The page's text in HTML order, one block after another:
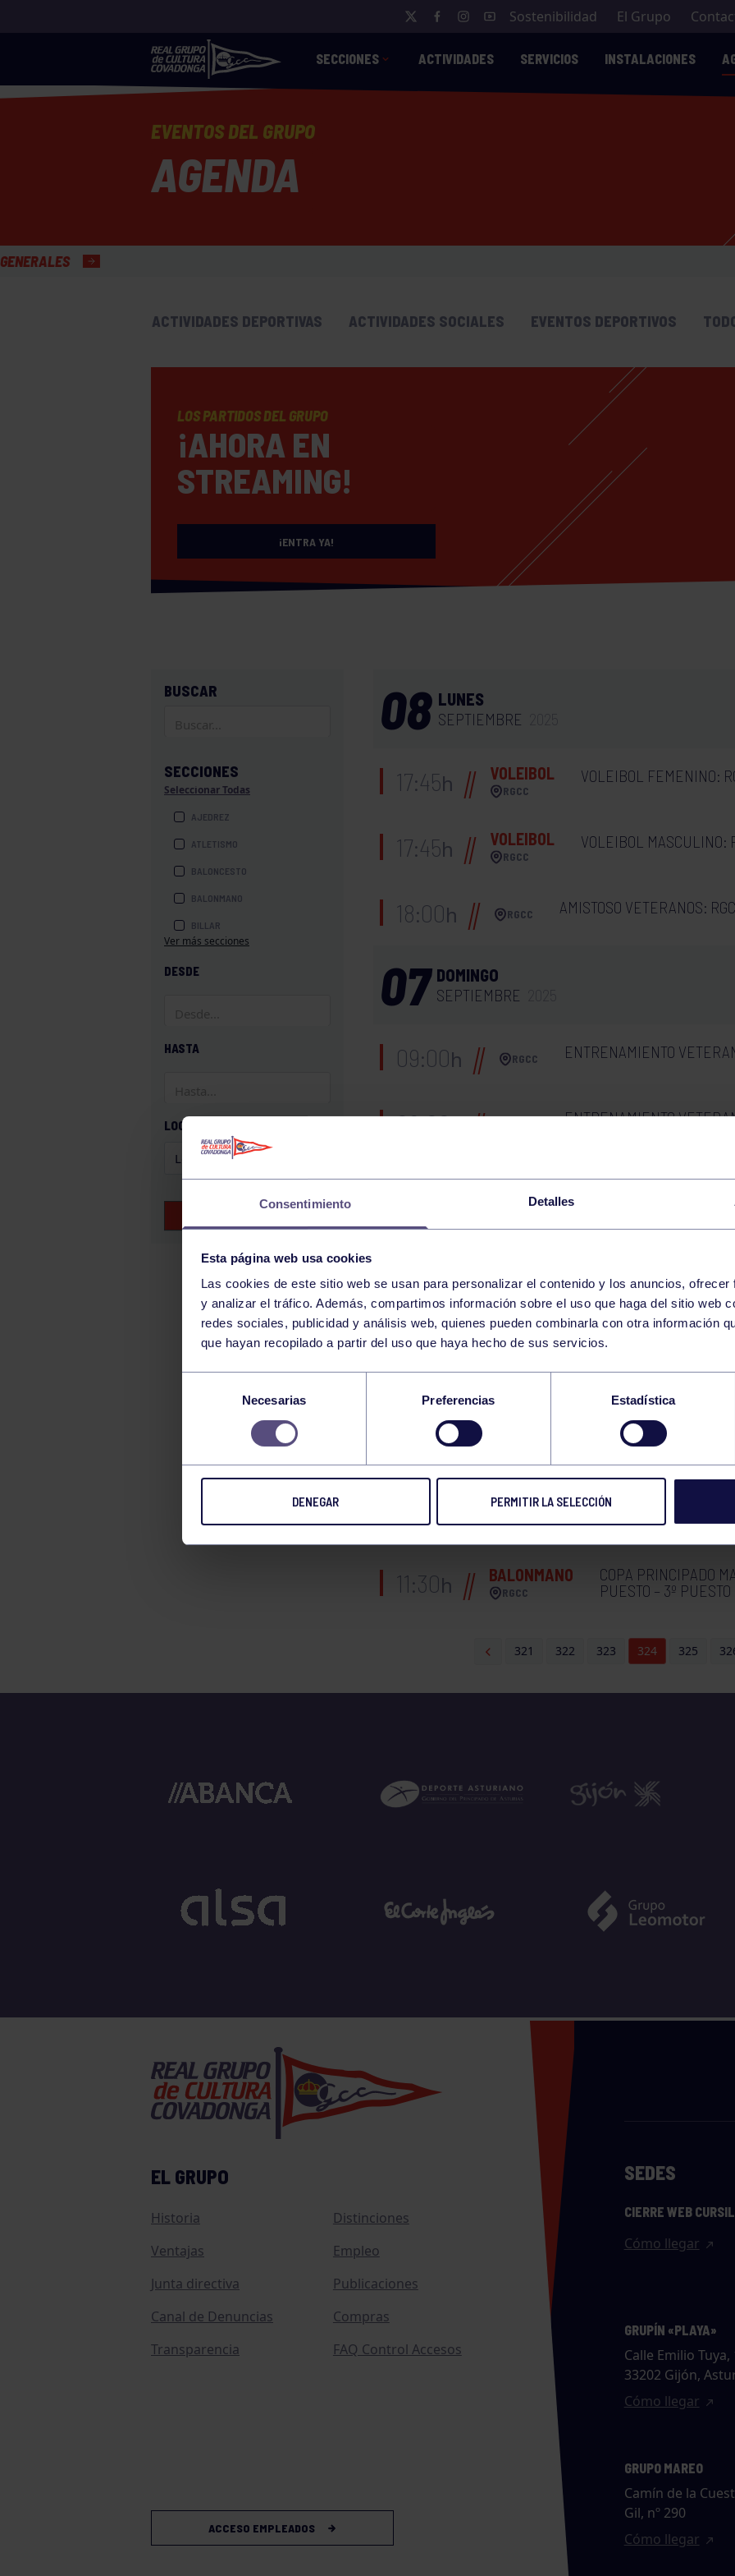
Consentimiento Detalles
Esta página web usa cookies
Las cookies de este sitio web se usan para personalizar el contenido y los anuncios,
y analizar el tráfico. Además, compartimos información sobre el uso que haga del sitio web
redes sociales, publicidad y análisis web, quienes pueden combinarla con otra información
que hayan recopilado a partir del uso que haya hecho de sus servicios.
consentimiento
Necesarias Preferencias Estadística
DENEGAR PERMITIR LA SELECCIÓN
Sostenibilidad El Grupo
SECCIONES ACTIVIDADES SERVICIOS INSTALACIONES
EVENTOS DEL GRUPO
AGENDA
ACTIVIDADES DEPORTIVAS ACTIVIDADES SOCIALES EVENTOS DEPORTIVOS
LOS PARTIDOS DEL GRUPO
¡AHORA EN
STREAMING!
¡ENTRA YA!
BUSCAR
SECCIONES
Seleccionar Todas
AJEDREZ
ATLETISMO
BALONCESTO
BALONMANO
BILLAR
BOXEO
GAF
GAM
HALTEROFILIA
MONTAÑA
NATACIÓN
SURF
TIRO CON ARCO
VELA
Ver más secciones
DESDE
HASTA
LOCALIZACIÓN
08 LUNES
SEPTIEMBRE
17:45h VOLEIBOL
RGCC
VOLEIBOL FEMENINO:
17:45h VOLEIBOL
RGCC
VOLEIBOL MASCULINO:
18:00h RGCC AMISTOSO VETERANOS:
07 DOMINGO
SEPTIEMBRE
09:00h RGCC ENTRENAMIENTO
09:00h ENTRENAMIENTO
TALLER: INÍCIATE EN CALISTENIA 10:30-11:30
VI CARRERA POPULAR DIVERSIDAD FUNCIONAL
12:15h BALONMANO
RGCC
COPA PRINCIPADO
PUESTO – 3º PUESTO
11:30h BALONMANO
RGCC
COPA PRINCIPADO
PUESTO – 3º PUESTO
321 322 323 324 325
EL GRUPO
Historia
Distinciones
Ventajas
Empleo
Junta directiva
Publicaciones
Canal de Denuncias
Compras
Transparencia
FAQ Control Accesos
ACCESO EMPLEADOS
SEDES
CIERRE WEB
Cómo llegar
GRUPÍN «PLAYA»
Calle Emilio Tuya,
33202 Gijón,
Cómo llegar
GRUPO MAREO
Camín de la
Gil, nº 290
Cómo llegar